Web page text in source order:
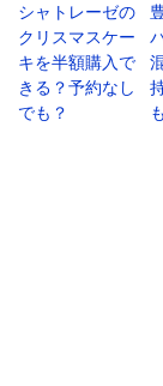
シャトレーゼの
クリスマスケー
キを半額購入で
きる？予約なし
でも？